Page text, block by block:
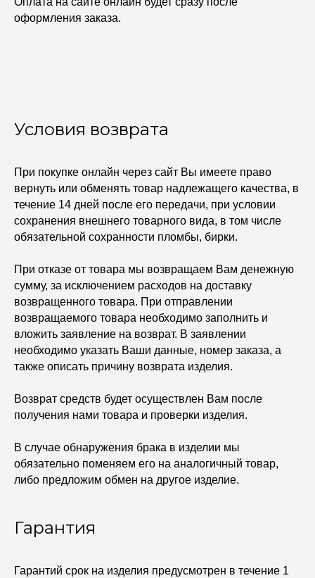
оформления заказа.
Условия возврата
При покупке онлайн через сайт Вы имеете право
вернуть или обменять товар надлежащего качества, в
течение 14 дней после его передачи, при условии
сохранения внешнего товарного вида, в том числе
обязательной сохранности пломбы, бирки.
При отказе от товара мы возвращаем Вам денежную
сумму, за исключением расходов на доставку
возвращенного товара. При отправлении
возвращаемого товара необходимо заполнить и
вложить заявление на возврат. В заявлении
необходимо указать Ваши данные, номер заказа, а
также описать причину возврата изделия.
Возврат средств будет осуществлен Вам после
получения нами товара и проверки изделия.
В случае обнаружения брака в изделии мы
обязательно поменяем его на аналогичный товар,
либо предложим обмен на другое изделие.
Гарантия
Гарантий срок на изделия предусмотрен в течение 1
+7 (965) 622-73-33
Сеты
Возврат и гарантия
© 2021-2025 Edalinjewelry. Все права защищены.
КАТАЛОГ
Бодичейны
УСЛУГИ
Чокеры
Упаковка
Магазины
что по любви